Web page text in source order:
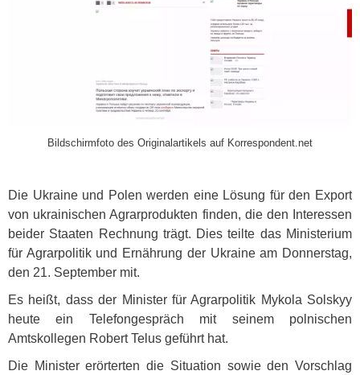
Bildschirmfoto des Originalartikels auf Korrespondent.net
Die Ukraine und Polen werden eine Lösung für den Export
von ukrainischen Agrarprodukten finden, die den Interessen
beider Staaten Rechnung trägt. Dies teilte das Ministerium
für Agrarpolitik und Ernährung der Ukraine am Donnerstag,
den 21. September mit.
Es heißt, dass der Minister für Agrarpolitik Mykola Solskyy
heute ein Telefongespräch mit seinem polnischen
Amtskollegen Robert Telus geführt hat.
Die Minister erörterten die Situation sowie den Vorschlag